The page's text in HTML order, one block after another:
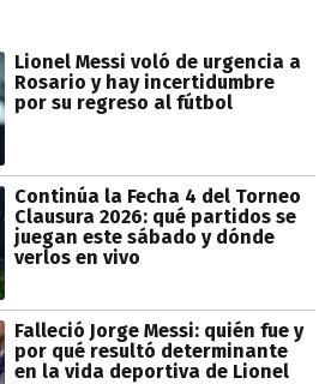
Lionel Messi voló de urgencia a
Rosario y hay incertidumbre
por su regreso al fútbol
Continúa la Fecha 4 del Torneo
Clausura 2026: qué partidos se
juegan este sábado y dónde
verlos en vivo
Falleció Jorge Messi: quién fue y
por qué resultó determinante
en la vida deportiva de Lionel